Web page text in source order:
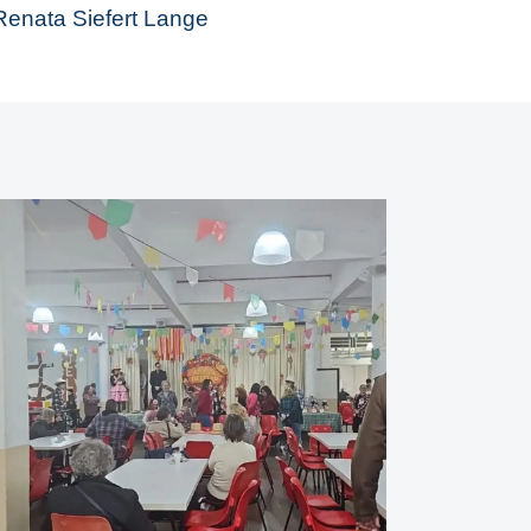
Siefert Lange